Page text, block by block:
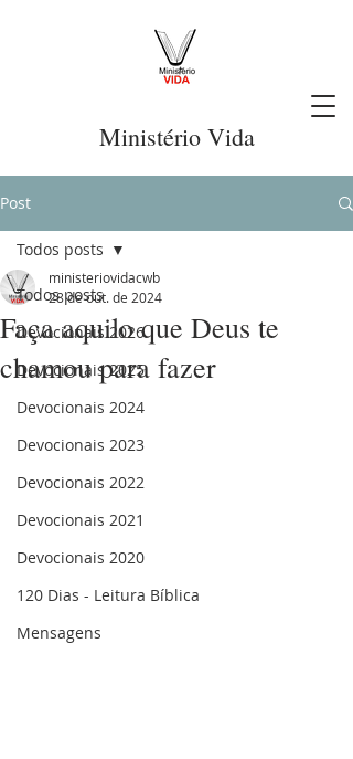
Ministério Vida
Post
Todos posts
Devocionais 2026
Devocionais 2025
Devocionais 2024
Devocionais 2023
Devocionais 2022
Devocionais 2021
Devocionais 2020
120 Dias - Leitura Bíblica
Mensagens
Todos posts
Faça aquilo que Deus te
chamou para fazer
ministeriovidacwb
28 de out. de 2024